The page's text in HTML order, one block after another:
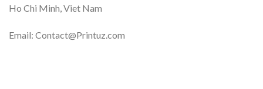
Ho Chi Minh, Viet Nam
Email: Contact@Printuz.com